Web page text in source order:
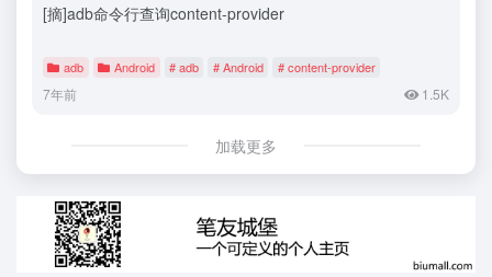
[摘]adb命令行查询content-provider
adb Android # adb # Android # content-provider
7年前 1.5K
加载更多